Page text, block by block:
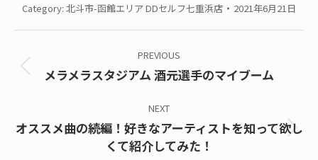
Category: 北斗市-函館エリア DDセルフ七重浜店 2021年6月21日
navigation
PREVIOUS
Previous
メラメラスタジアム 酒元選手のマイブーム
NEXT
Next
post:
オススメ曲の続編！好きなアーティストを知って欲し
くて紹介してみた！